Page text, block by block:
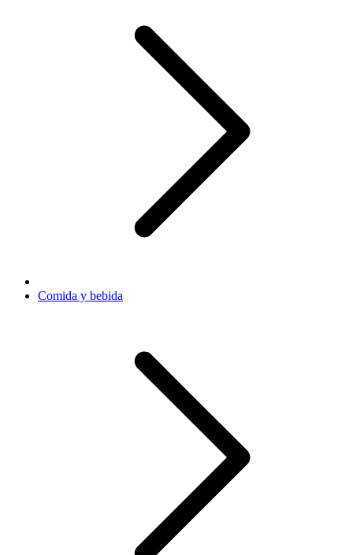
Comida y bebida